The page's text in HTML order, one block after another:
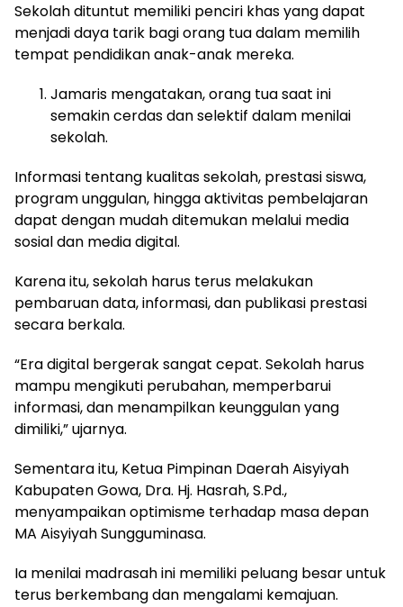
Sekolah dituntut memiliki penciri khas yang dapat
menjadi daya tarik bagi orang tua dalam memilih
tempat pendidikan anak-anak mereka.
Jamaris mengatakan, orang tua saat ini
semakin cerdas dan selektif dalam menilai
sekolah.
Informasi tentang kualitas sekolah, prestasi siswa,
program unggulan, hingga aktivitas pembelajaran
dapat dengan mudah ditemukan melalui media
sosial dan media digital.
Karena itu, sekolah harus terus melakukan
pembaruan data, informasi, dan publikasi prestasi
secara berkala.
“Era digital bergerak sangat cepat. Sekolah harus
mampu mengikuti perubahan, memperbarui
informasi, dan menampilkan keunggulan yang
dimiliki,” ujarnya.
Sementara itu, Ketua Pimpinan Daerah Aisyiyah
Kabupaten Gowa, Dra. Hj. Hasrah, S.Pd.,
menyampaikan optimisme terhadap masa depan
MA Aisyiyah Sungguminasa.
Ia menilai madrasah ini memiliki peluang besar untuk
terus berkembang dan mengalami kemajuan.